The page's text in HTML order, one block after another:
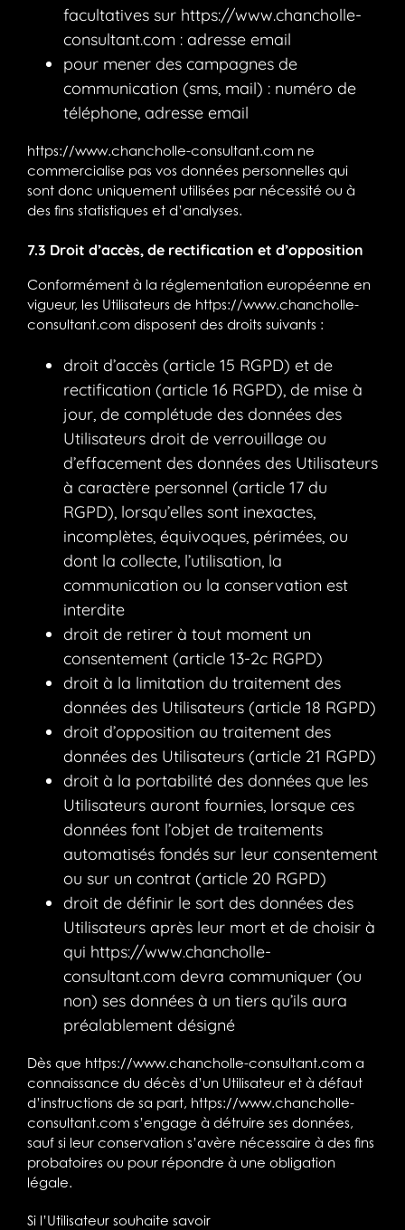
facultatives sur https://www.chancholle-
consultant.com : adresse email
pour mener des campagnes de
communication (sms, mail) : numéro de
téléphone, adresse email
https://www.chancholle-consultant.com ne
commercialise pas vos données personnelles qui
sont donc uniquement utilisées par nécessité ou à
des fins statistiques et d’analyses.
7.3 Droit d’accès, de rectification et d’opposition
Conformément à la réglementation européenne en
vigueur, les Utilisateurs de https://www.chancholle-
consultant.com disposent des droits suivants :
droit d’accès (article 15 RGPD) et de
rectification (article 16 RGPD), de mise à
jour, de complétude des données des
Utilisateurs droit de verrouillage ou
d’effacement des données des Utilisateurs
à caractère personnel (article 17 du
RGPD), lorsqu’elles sont inexactes,
incomplètes, équivoques, périmées, ou
dont la collecte, l’utilisation, la
communication ou la conservation est
interdite
droit de retirer à tout moment un
consentement (article 13-2c RGPD)
droit à la limitation du traitement des
données des Utilisateurs (article 18 RGPD)
droit d’opposition au traitement des
données des Utilisateurs (article 21 RGPD)
droit à la portabilité des données que les
Utilisateurs auront fournies, lorsque ces
données font l’objet de traitements
automatisés fondés sur leur consentement
ou sur un contrat (article 20 RGPD)
droit de définir le sort des données des
Utilisateurs après leur mort et de choisir à
qui https://www.chancholle-
consultant.com devra communiquer (ou
non) ses données à un tiers qu’ils aura
préalablement désigné
Dès que https://www.chancholle-consultant.com a
connaissance du décès d’un Utilisateur et à défaut
d’instructions de sa part, https://www.chancholle-
consultant.com s’engage à détruire ses données,
sauf si leur conservation s’avère nécessaire à des fins
probatoires ou pour répondre à une obligation
légale.
Si l’Utilisateur souhaite savoir